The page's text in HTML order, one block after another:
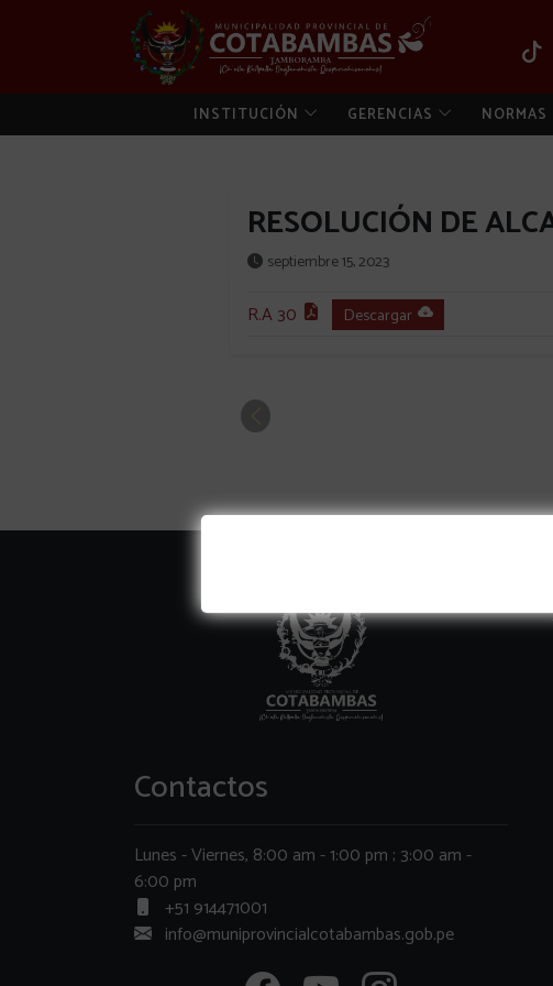
INSTITUCIÓN GERENCIAS
RESOLUCIÓN DE
septiembre 15, 2023
R.A 30 Descargar
Contactos
Lunes - Viernes, 8:00 am - 1:00 pm ; 3:00 am -
6:00 pm
+51 914471001
info@muniprovincialcotabambas.gob.pe